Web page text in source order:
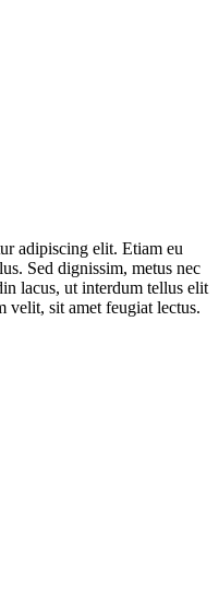
adipiscing elit. Etiam eu
Sed dignissim, metus nec
lacus, ut interdum tellus elit
velit, sit amet feugiat lectus.